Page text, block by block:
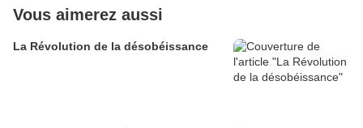
Vous aimerez aussi
La Révolution de la désobéissance